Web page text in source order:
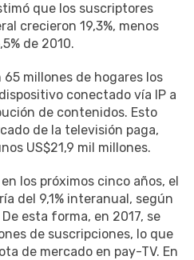
que los suscriptores
crecieron 19,3%, menos
de 2010.
millones de hogares los
conectado vía IP a
de contenidos. Esto
de la televisión paga,
US$21,9 mil millones.
los próximos cinco años, el
del 9,1% interanual, según
De esta forma, en 2017, se
de suscripciones, lo que
de mercado en pay-TV. En